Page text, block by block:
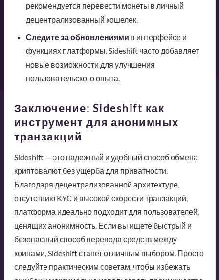
рекомендуется перевести монеты в личный
децентрализованный кошелек.
Следите за обновлениями в интерфейсе и
функциях платформы. Sideshift часто добавляет
новые возможности для улучшения
пользовательского опыта.
Заключение: Sideshift как
инструмент для анонимных
транзакций
Sideshift — это надежный и удобный способ обмена
криптовалют без ущерба для приватности.
Благодаря децентрализованной архитектуре,
отсутствию KYC и высокой скорости транзакций,
платформа идеально подходит для пользователей,
ценящих анонимность. Если вы ищете быстрый и
безопасный способ перевода средств между
коинами, Sideshift станет отличным выбором. Просто
следуйте практическим советам, чтобы избежать